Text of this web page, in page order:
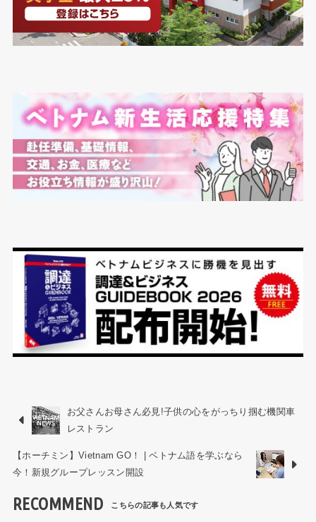
お父さんお母さん必見!子供の心をがっちり掴む機関車
レストラン
【ホーチミン】Vietnam GO！ | ベトナム語を学ぶなら
今！新規グループレッスン開設
RECOMMEND